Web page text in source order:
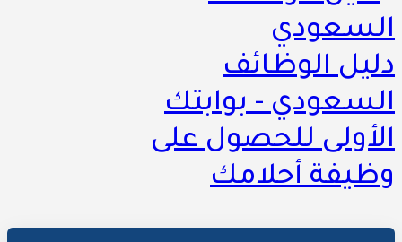
دليل الوظائف
السعودي - بوابتك
الأولى للحصول على
وظيفة أحلامك